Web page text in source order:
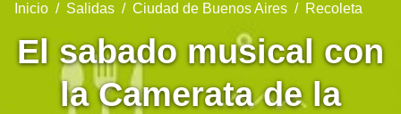
Inicio Salidas Ciudad de Buenos Aires Recoleta
El sabado musical con
la Camerata de la